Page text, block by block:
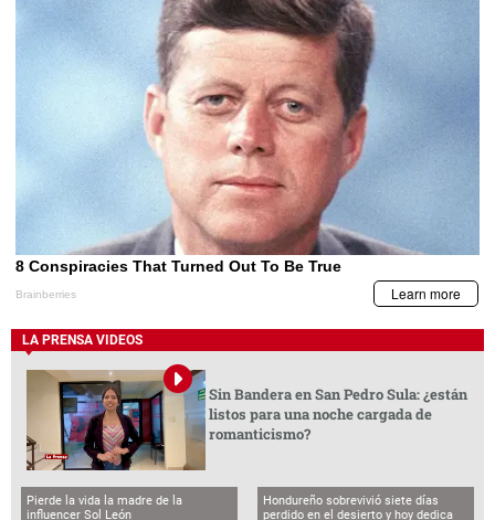
LA PRENSA VIDEOS
Sin Bandera en San Pedro Sula: ¿están
listos para una noche cargada de
romanticismo?
Pierde la vida la madre de la
influencer Sol León
Hondureño sobrevivió siete días
perdido en el desierto y hoy dedica